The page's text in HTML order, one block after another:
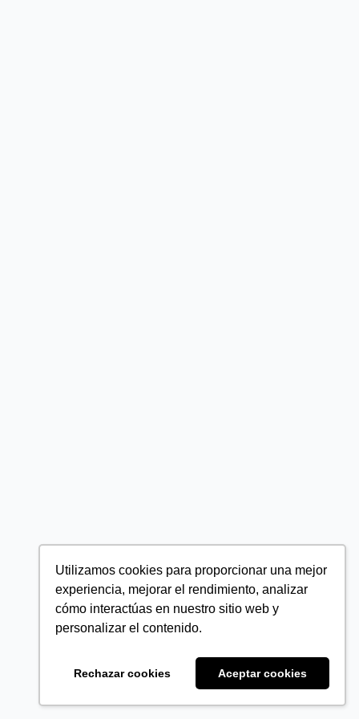
Utilizamos cookies para proporcionar una mejor
experiencia, mejorar el rendimiento, analizar
cómo interactúas en nuestro sitio web y
personalizar el contenido.
Rechazar cookies Aceptar cookies